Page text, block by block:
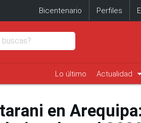
Bicentenario Perfiles
Lo último Actualidad
en